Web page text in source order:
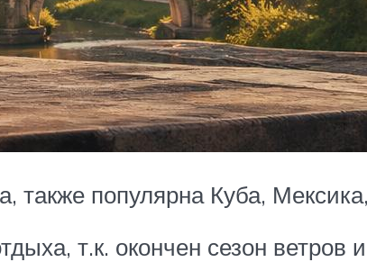
также популярна Куба,
т.к. окончен сезон ветров